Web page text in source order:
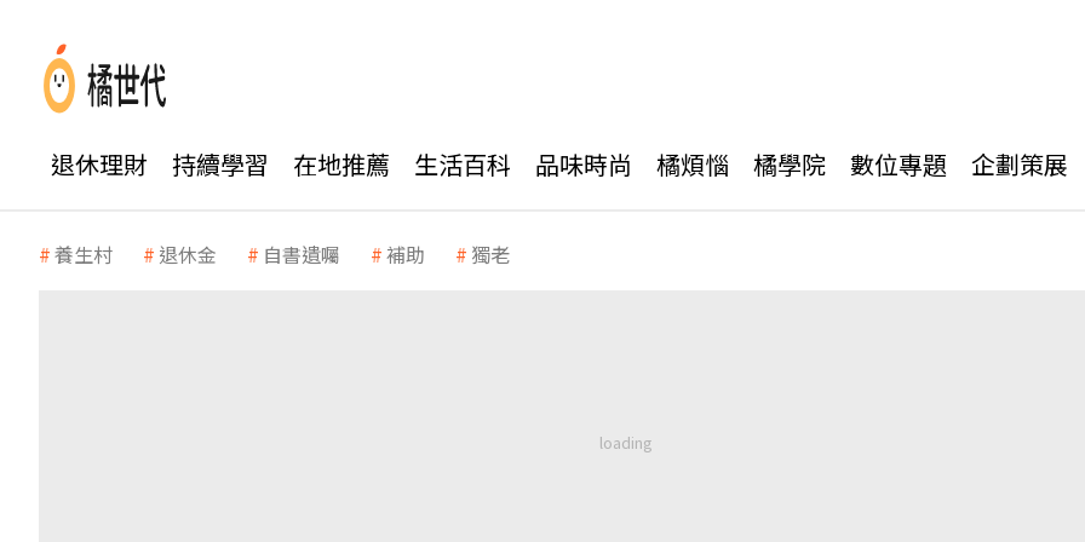
退休理財 持續學習 在地推薦 生活百科 品味時尚 橘煩惱 橘學院 數位專題 企劃策展
養生村 退休金 自書遺囑 補助 獨老